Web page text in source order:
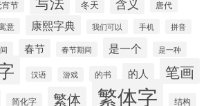
宵节 冬天 唐代
意 康熙字典 我们可以 手机 拼音
春节 春节期间 是一个 是一种
汉语 游戏 的书 的人 笔画
简化字 繁体 繁体字 结构